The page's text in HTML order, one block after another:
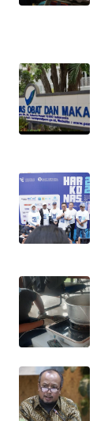
WN
WN
BEKASI
WN
WN
DEPOK
WN
UTARA
WN
SAMOSIR
WN
PADANG
LAWAS